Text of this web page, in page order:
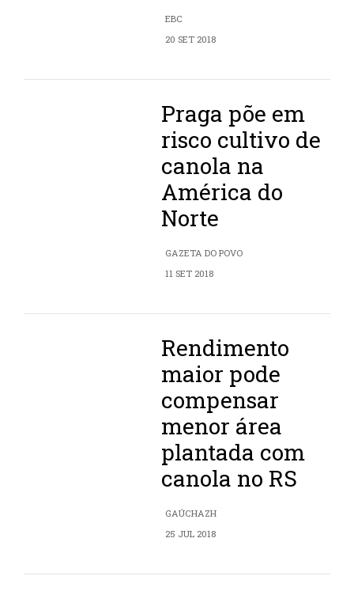
EBC
20 SET 2018
Praga põe em
risco cultivo de
canola na
América do
Norte
GAZETA DO POVO
11 SET 2018
Rendimento
maior pode
compensar
menor área
plantada com
canola no RS
GAÚCHAZH
25 JUL 2018